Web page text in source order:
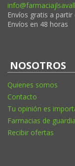
Envíos gratis a partir
Envíos en 48 horas
NOSOTROS
Quienes somos
Contacto
Tu opinión es
Farmacias de guardia
Recibir ofertas